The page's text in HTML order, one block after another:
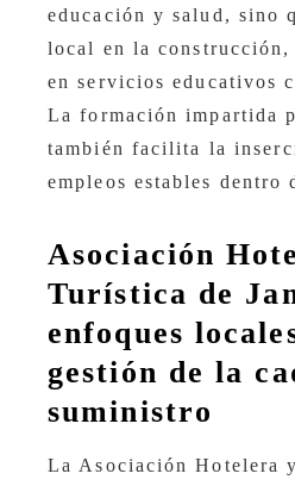
educación y salud, sino
local en la construcción,
en servicios educativos
La formación impartida
también facilita la
empleos estables dentro
Asociación
Turística de
enfoques
gestión de la
suministro
La Asociación Hotelera